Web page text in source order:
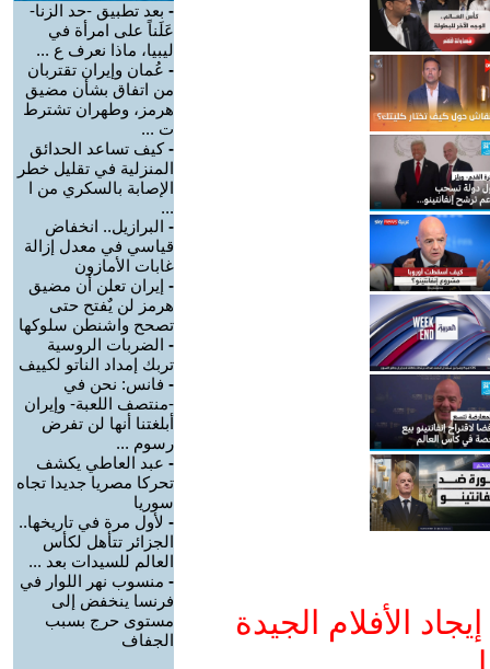
الأفلام الجيدة
- بعد تطبيق -حد الزنا-
عَلَناً على امرأة في
ليبيا، ماذا نعرف ع ...
- عُمان وإيران تقتربان
من اتفاق بشأن مضيق
هرمز، وطهران تشترط
ت ...
-كيف تساعد الحدائق
المنزلية في تقليل خطر
الإصابة بالسكري من ا
...
- البرازيل.. انخفاض
قياسي في معدل إزالة
غابات الأمازون
- إيران تعلن أن مضيق
هرمز لن يٌفتح حتى
تصحح واشنطن سلوكها
- الضربات الروسية
تربك إمداد الناتو لكييف
- فانس: نحن في
-منتصف اللعبة- وإيران
أبلغتنا أنها لن تفرض
رسوم ...
- عبد العاطي يكشف
تحركا مصريا جديدا تجاه
سوريا
- لأول مرة في تاريخها..
الجزائر تتأهل لكأس
العالم للسيدات بعد ...
- منسوب نهر اللوار في
فرنسا ينخفض إلى
مستوى حرج بسبب
الجفاف